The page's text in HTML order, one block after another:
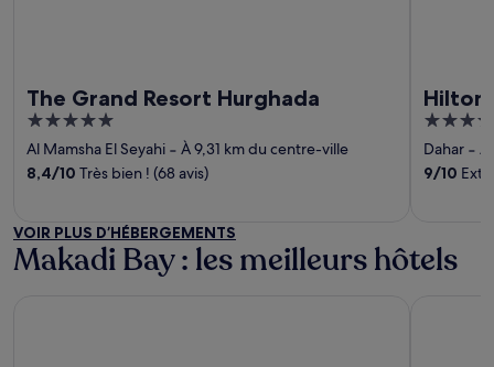
The Grand Resort Hurghada
5
out
of
Al Mamsha El Seyahi ‐ À 9,31 km du centre-ville
8,4/10 Très bien ! (68 avis)
Hilton
5
out
of
Dahar ‐ À
9/10
VOIR PLUS D’HÉBERGEMENTS
Makadi Bay : les meilleurs hôtels